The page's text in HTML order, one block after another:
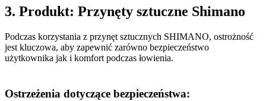
3. Produkt: Przynęty sztuczne Shimano
Podczas korzystania z przynęt sztucznych SHIMANO, ostrożność
jest kluczowa, aby zapewnić zarówno bezpieczeństwo
użytkownika jak i komfort podczas łowienia.
Ostrzeżenia dotyczące bezpieczeństwa: